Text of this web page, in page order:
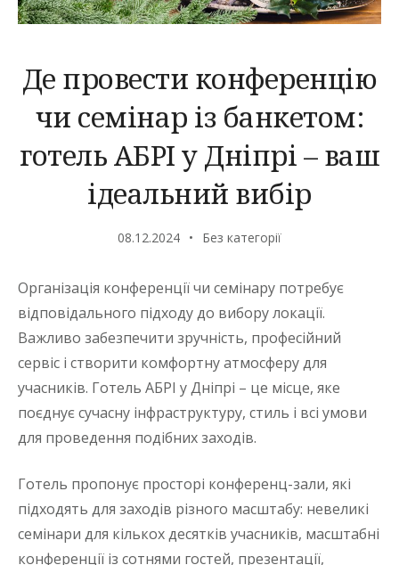
Де провести конференцію
чи семінар із банкетом:
готель АБРІ у Дніпрі – ваш
ідеальний вибір
08.12.2024 Без категорії
Організація конференції чи семінару потребує
відповідального підходу до вибору локації.
Важливо забезпечити зручність, професійний
сервіс і створити комфортну атмосферу для
учасників. Готель АБРІ у Дніпрі – це місце, яке
поєднує сучасну інфраструктуру, стиль і всі умови
для проведення подібних заходів.
Готель пропонує просторі конференц-зали, які
підходять для заходів різного масштабу: невеликі
семінари для кількох десятків учасників, масштабні
конференції із сотнями гостей, презентації,